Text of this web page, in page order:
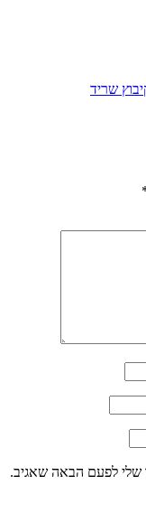
שריד
שלי לפעם הבאה שאגיב.